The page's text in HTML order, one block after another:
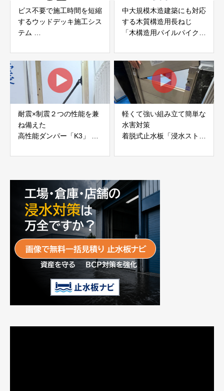
ビス不要で施工時間を短縮
するウッドデッキ施工シス
テム
JAPAN
中大規模木造建築にも対応
する木質構造用長ねじ
「木構造用パイルパイクビ
耐震×制震２つの性能を兼
ね備えた
高性能ダンパー「K3」 富
軽くて強い組み立て簡単な
水害対策
着脱式止水板「浸水ストッ
富士工業株式会社